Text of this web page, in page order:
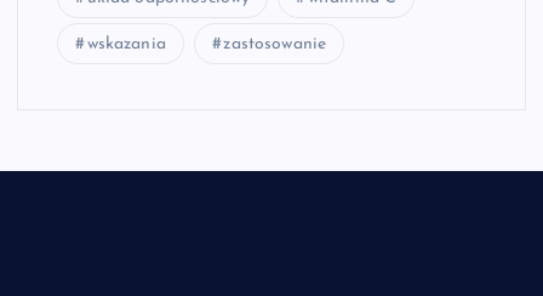
wskazania zastosowanie